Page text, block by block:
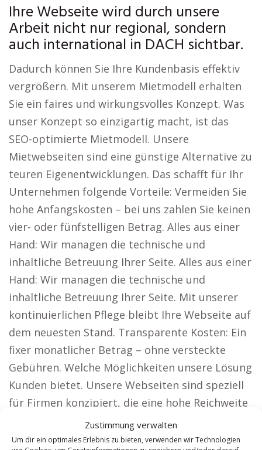
Zustimmung verwalten
Um dir ein optimales Erlebnis zu bieten, verwenden wir Technologien
Ihre Webseite wird durch unsere
Arbeit nicht nur regional, sondern
auch international in DACH sichtbar.
Dadurch können Sie Ihre Kundenbasis effektiv
vergrößern. Mit unserem Mietmodell erhalten
Sie ein faires und wirkungsvolles Konzept. Was
unser Konzept so einzigartig macht, ist das
SEO-optimierte Mietmodell. Unsere
Mietwebseiten sind eine günstige Alternative zu
teuren Eigenentwicklungen. Das schafft für Ihr
Unternehmen folgende Vorteile: Vermeiden Sie
hohe Anfangskosten – bei uns zahlen Sie keinen
vier- oder fünfstelligen Betrag. Alles aus einer
Hand: Wir managen die technische und
inhaltliche Betreuung Ihrer Seite. Alles aus einer
Hand: Wir managen die technische und
inhaltliche Betreuung Ihrer Seite. Mit unserer
kontinuierlichen Pflege bleibt Ihre Webseite auf
dem neuesten Stand. Transparente Kosten: Ein
fixer monatlicher Betrag – ohne versteckte
Gebühren. Welche Möglichkeiten unsere Lösung
Kunden bietet. Unsere Webseiten sind speziell
für Firmen konzipiert, die eine hohe Reichweite
benötigen, darunter: Anwälte: Präsentieren Sie
Ihre Kanzlei bundesweit und erweitern Sie Ihre